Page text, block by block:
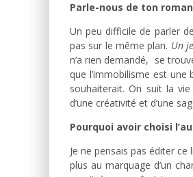
Parle-nous de ton
Un peu difficile de parler
pas sur le même plan. Un
n’a rien demandé, se
que l’immobilisme est
souhaiterait. On suit la
d’une créativité et d’une
Pourquoi avoir choisi
Je ne pensais pas éditer
plus au marquage d’un